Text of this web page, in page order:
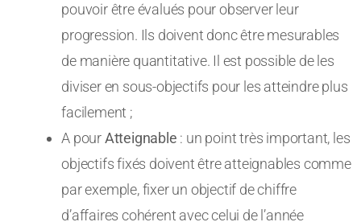
pouvoir être évalués pour observer leur
progression. Ils doivent donc être mesurables
de manière quantitative. Il est possible de les
diviser en sous-objectifs pour les atteindre plus
facilement ;
A pourAtteignable : un point très important, les
objectifs fixés doivent être atteignables comme
par exemple, fixer un objectif de chiffre
d’affaires cohérent avec celui de l’année